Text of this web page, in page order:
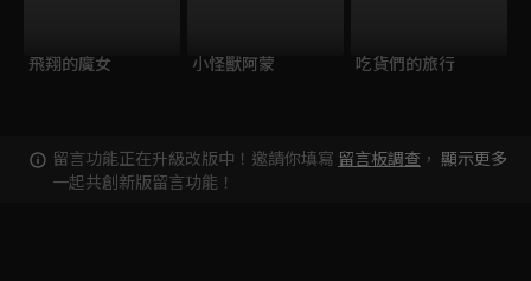
飛翔的魔女 小怪獸阿蒙 吃貨們的旅行
留言功能正在升級改版中！邀請你填寫 留言板調查 ，
一起共創新版留言功能！
顯示更多